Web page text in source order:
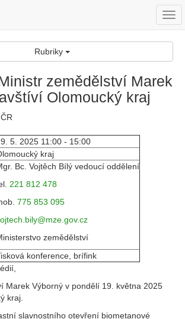
Rubriky
zemědělství Marek
Olomoucký kraj
5. 2025 11:00 - 15:00
kraj
Bc. Vojtěch Bílý vedoucí oddělení
221 812 478
775 853 095
zemědělství
konference, brífink
Marek Výborný v pondělí 19. května 2025
kraj.
slavnostního otevření biometanové